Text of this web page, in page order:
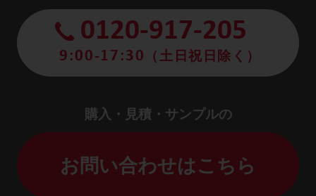
0120-917-205
9:00-17:30 （土日祝日除く）
購入・見積・サンプルの
お問い合わせはこちら